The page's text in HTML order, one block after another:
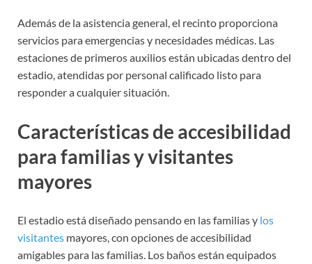
Además de la asistencia general, el recinto proporciona
servicios para emergencias y necesidades médicas. Las
estaciones de primeros auxilios están ubicadas dentro del
estadio, atendidas por personal calificado listo para
responder a cualquier situación.
Características de accesibilidad
para familias y visitantes
mayores
El estadio está diseñado pensando en las familias y los
visitantes mayores, con opciones de accesibilidad
amigables para las familias. Los baños están equipados